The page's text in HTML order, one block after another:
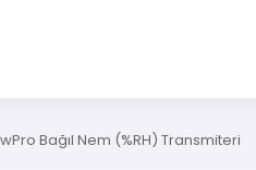
Bağıl Nem (%RH) Transmiteri